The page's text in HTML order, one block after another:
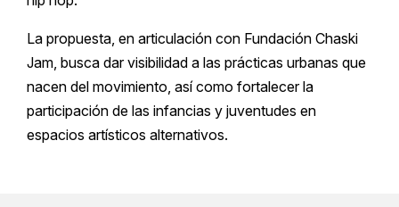
La propuesta, en articulación con Fundación Chaski
Jam, busca dar visibilidad a las prácticas urbanas que
nacen del movimiento, así como fortalecer la
participación de las infancias y juventudes en
espacios artísticos alternativos.